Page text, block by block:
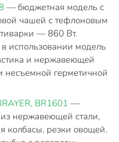
— бюджетная модель с
чашей с тефлоновым
— 860 Вт.
использовании модель
и нержавеющей
несъемной герметичной
BR1601 —
нержавеющей стали,
колбасы, резки овощей.